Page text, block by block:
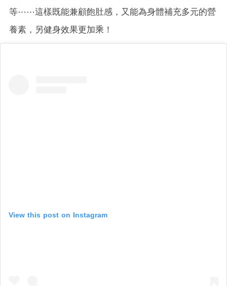
等⋯⋯這樣既能兼顧飽肚感，又能為身體補充多元的營
養素，另健身效果更加乘！
View this post on Instagram